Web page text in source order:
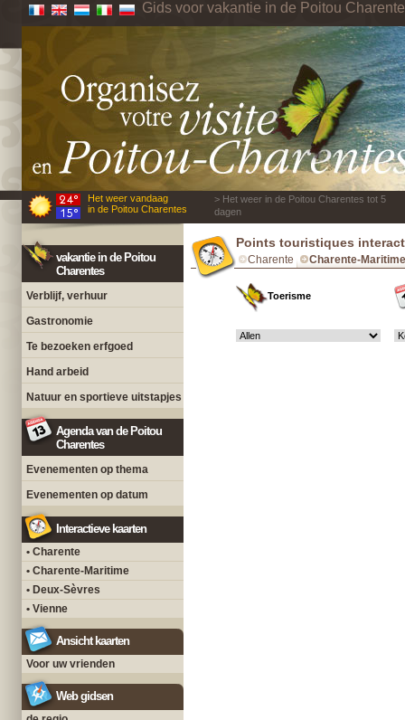
Gids voor vakantie in de Poitou
Het weer vandaag
in de Poitou Charentes
> Het weer in de Poitou Charentes tot 5
dagen
vakantie in de Poitou
Charentes
Verblijf, verhuur
Gastronomie
Te bezoeken erfgoed
Hand arbeid
Natuur en sportieve uitstapjes
Agenda van de Poitou
Charentes
Evenementen op thema
Evenementen op datum
Interactieve kaarten
• Charente
• Charente-Maritime
• Deux-Sèvres
• Vienne
Ansicht kaarten
Voor uw vrienden
Web gidsen
Points touristiques
Charente Charente-Maritime
Toerisme